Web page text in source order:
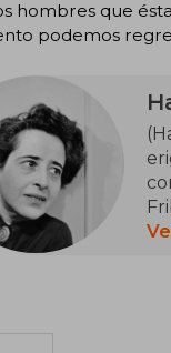
hombres que
podemos